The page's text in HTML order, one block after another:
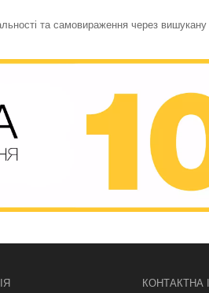
та самовираження через
КОНТАКТНА